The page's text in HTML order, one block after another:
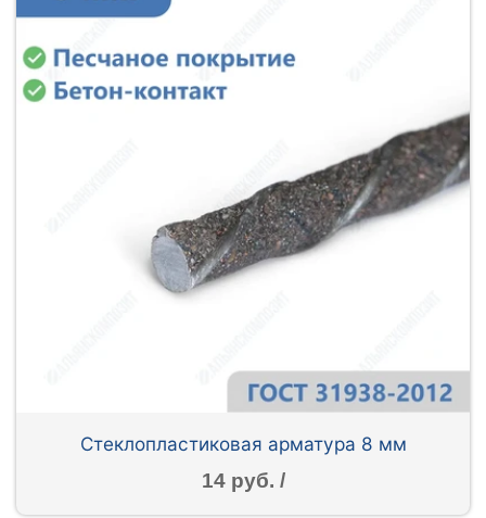
Стеклопластиковая арматура 8 мм
14 руб. /